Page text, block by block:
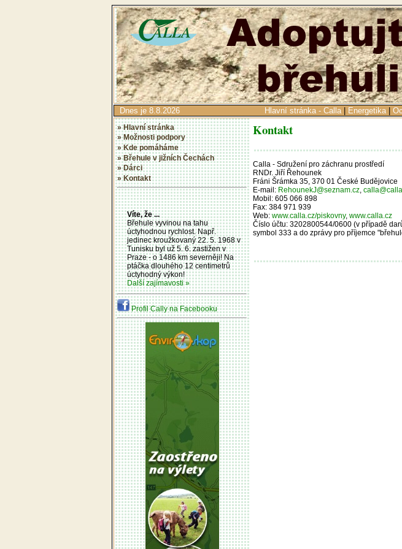
Dnes je 8.8.2026 Hlavní stránka - Calla| Energetika|
» Hlavní stránka
» Možnosti podpory
» Kde pomáháme
» Břehule v jižních Čechách
» Dárci
» Kontakt
Víte, že ...
Břehule vyvinou na tahu
úctyhodnou rychlost. Např.
jedinec kroužkovaný 22. 5. 1968 v
Tunisku byl už 5. 6. zastižen v
Praze - o 1486 km severněji! Na
ptáčka dlouhého 12 centimetrů
úctyhodný výkon!
Další zajímavosti »
Profil Cally na Facebooku
Kontakt
Calla - Sdružení pro záchranu prostředí
RNDr. Jiří Řehounek
Fráni Šrámka 35, 370 01 České Budějovice
E-mail: RehounekJ@seznam.cz
Mobil: 605 066 898
Fax: 384 971 939
Web: www.calla.cz/piskovny, www.calla.cz
Číslo účtu: 3202800544/0600 (v případě
symbol 333 a do zprávy pro příjemce